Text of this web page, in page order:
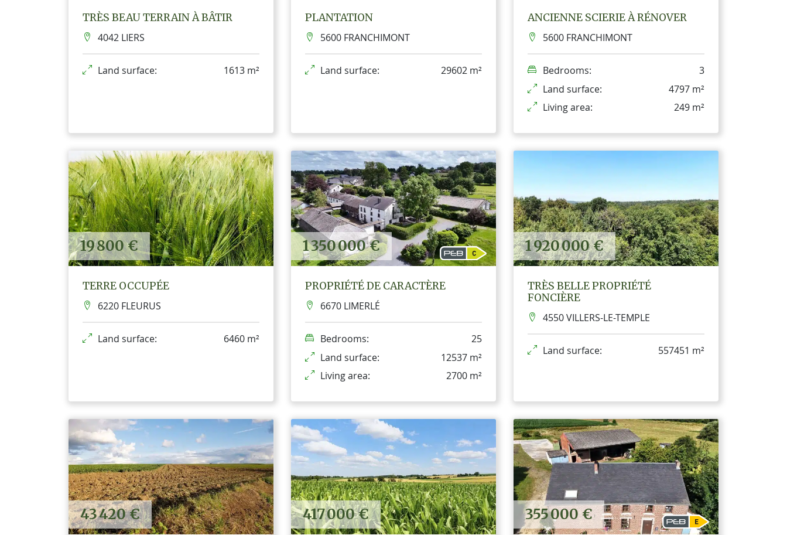
TRÈS BEAU TERRAIN À BÂTIR
4042 LIERS
Land surface: 1613 m²
PLANTATION
5600 FRANCHIMONT
Land surface: 29602 m²
ANCIENNE SCIERIE À RÉNOVER
5600 FRANCHIMONT
Bedrooms:
3
Land surface:
4797 m²
Living area:
249 m²
19 800 €
TERRE OCCUPÉE
6220 FLEURUS
Land surface: 6460 m²
1 350 000 €
PROPRIÉTÉ DE CARACTÈRE
6670 LIMERLÉ
Bedrooms:
25
Land surface:
12537 m²
Living area:
2700 m²
1 920 000 €
TRÈS BELLE PROPRIÉTÉ
FONCIÈRE
4550 VILLERS-LE-TEMPLE
Land surface: 557451 m²
43 420 € 417 000 € 355 000 €